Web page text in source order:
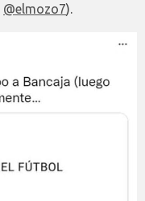
@elmozo7).